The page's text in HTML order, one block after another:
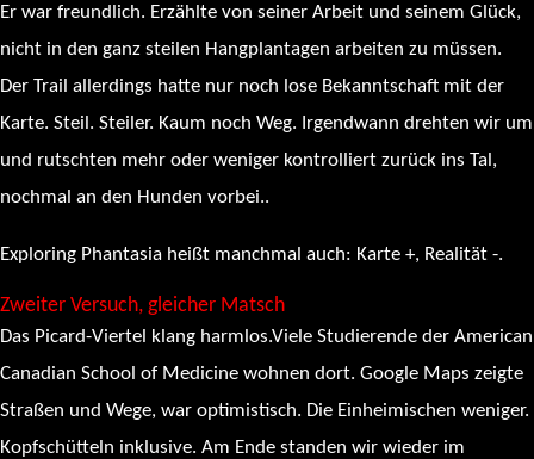
Er war freundlich. Erzählte von seiner Arbeit und seinem Glück,
nicht in den ganz steilen Hangplantagen arbeiten zu müssen.
Der Trail allerdings hatte nur noch lose Bekanntschaft mit der
Karte. Steil. Steiler. Kaum noch Weg. Irgendwann drehten wir um
und rutschten mehr oder weniger kontrolliert zurück ins Tal,
nochmal an den Hunden vorbei..
Exploring Phantasia heißt manchmal auch: Karte +, Realität -.
Zweiter Versuch, gleicher Matsch
Das Picard-Viertel klang harmlos.Viele Studierende der American
Canadian School of Medicine wohnen dort. Google Maps zeigte
Straßen und Wege, war optimistisch. Die Einheimischen weniger.
Kopfschütteln inklusive. Am Ende standen wir wieder im